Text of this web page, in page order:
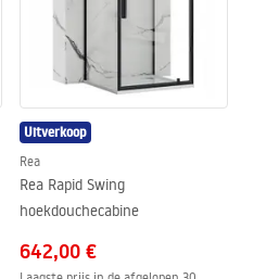
Uitverkoop
Rea
Rea Rapid Swing
hoekdouchecabine
642,00 €